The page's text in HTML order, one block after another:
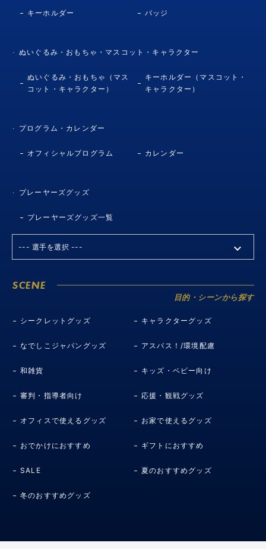
キーホルダー バッジ
ぬいぐるみ・おもちゃ・マスコット・キャラクター
ぬいぐるみ・おもちゃ（マス
コット・キャラクター）
キーホルダー（マスコット・
キャラクター）
プログラム・カレンダー
オフィシャルプログラム カレンダー
プレーヤーズグッズ
プレーヤーズグッズ一覧
SCENE
目的・シーンから探す
シークレットグッズ キャラクターグッズ
なでしこジャパングッズ アスパス！/環境配慮
和雑貨 キッズ・ベビー向け
審判・指導者向け 応援・観戦グッズ
オフィスで使えるグッズ お家で使えるグッズ
おでかけにおすすめ ギフトにおすすめ
SALE 夏のおすすめグッズ
冬のおすすめグッズ